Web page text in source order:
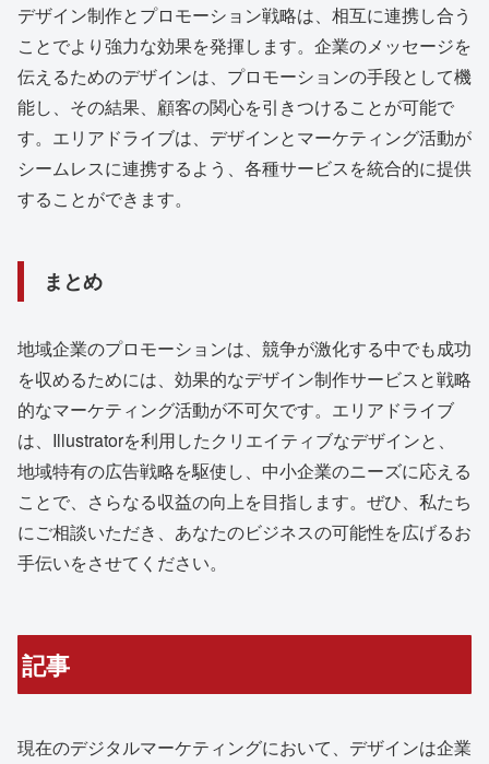
デザイン制作とプロモーション戦略は、相互に連携し合う
ことでより強力な効果を発揮します。企業のメッセージを
伝えるためのデザインは、プロモーションの手段として機
能し、その結果、顧客の関心を引きつけることが可能で
す。エリアドライブは、デザインとマーケティング活動が
シームレスに連携するよう、各種サービスを統合的に提供
することができます。
まとめ
地域企業のプロモーションは、競争が激化する中でも成功
を収めるためには、効果的なデザイン制作サービスと戦略
的なマーケティング活動が不可欠です。エリアドライブ
は、Illustratorを利用したクリエイティブなデザインと、
地域特有の広告戦略を駆使し、中小企業のニーズに応える
ことで、さらなる収益の向上を目指します。ぜひ、私たち
にご相談いただき、あなたのビジネスの可能性を広げるお
手伝いをさせてください。
記事
現在のデジタルマーケティングにおいて、デザインは企業